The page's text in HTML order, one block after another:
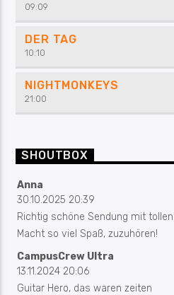
09:09
DER TAG
10:10
NIGHTMONKEYS
21:00
SHOUTBOX
Anna
30.10.2025 20:39
Richtig schöne Sendung mit
Macht so viel Spaß, zuzuhören!
CampusCrew Ultra
13.11.2024 20:06
Guitar Hero, das waren zeiten